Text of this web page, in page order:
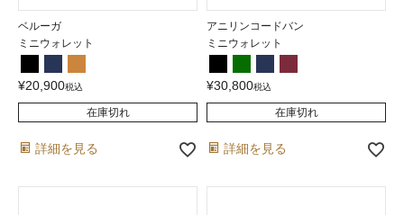
ベルーガ
ミニウォレット
¥20,900税込
在庫切れ
詳細を見る
アニリンコードバン
ミニウォレット
¥30,800税込
在庫切れ
詳細を見る